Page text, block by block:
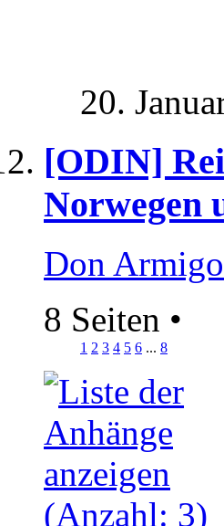
20.
[ODIN]
Norwegen
Don Armigo
8 Seiten •
1 2 3 4 5 6 ... 8